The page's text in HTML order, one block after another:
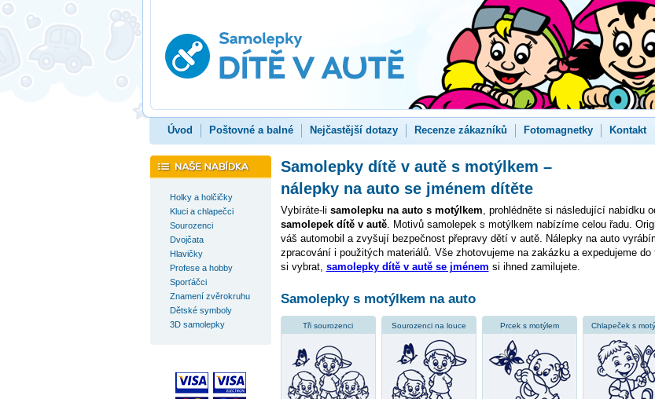
Úvod Poštovné a balné Nejčastější dotazy Recenze zákazníků Fotomagnetky Kontakt
Holky a holčičky
Kluci a chlapečci
Sourozenci
Dvojčata
Hlavičky
Profese a hobby
Sporťáčci
Znamení zvěrokruhu
Dětské symboly
3D samolepky
Samolepky dítě v autě s motýlkem –
nálepky na auto se jménem dítěte
Vybíráte-li samolepku na auto s motýlkem, prohlédněte si následující nabídku
samolepek dítě v autě. Motivů samolepek s motýlkem nabízíme celou řadu.
váš automobil a zvyšují bezpečnost přepravy dětí v autě. Nálepky na auto
zpracování i použitých materiálů. Vše zhotovujeme na zakázku a expedujeme
si vybrat, samolepky dítě v autě se jménem si ihned zamilujete.
Samolepky s motýlkem na auto
Tři sourozenci Sourozenci na louce Prcek s motýlem Chlapeček s